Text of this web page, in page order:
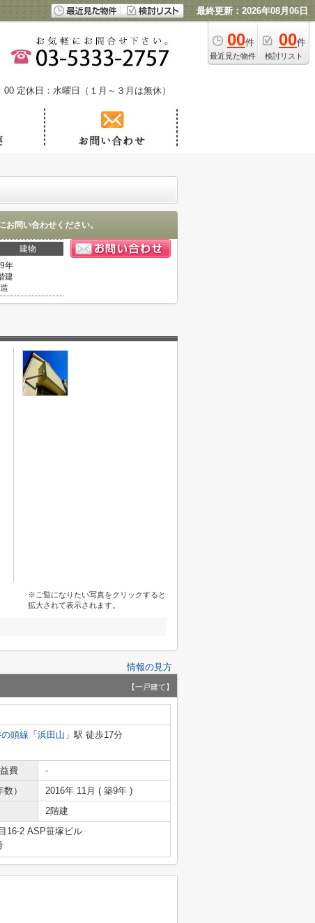
最終更新：2026年08月06日
00件
最近見た物件
00件
検討リスト
00 定休日：水曜日（１月～３月は無休）
お問い合わせください。
建物
年
建
※ご覧になりたい写真をクリックすると
拡大されて表示されます。
情報の見方
【一戸建て】
頭線 「 浜田山 」駅 徒歩17分
費
-
）
2016年 11月 ( 築9年 )
2階建
16-2 ASP笹塚ビル